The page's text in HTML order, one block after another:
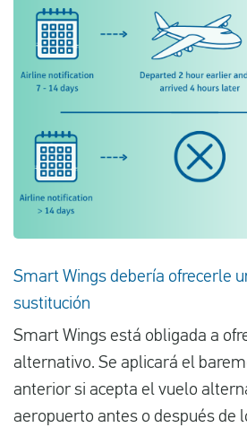
Smart Wings debería ofrecerle
sustitución
Smart Wings está obligada a
alternativo. Se aplicará el
anterior si acepta el vuelo
aeropuerto antes o después de